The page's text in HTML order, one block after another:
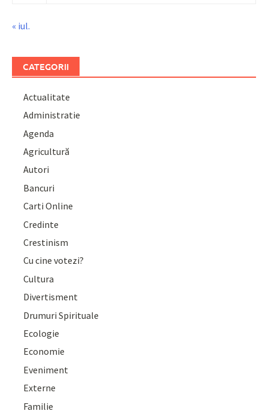
« iul.
CATEGORII
Actualitate
Administratie
Agenda
Agricultură
Autori
Bancuri
Carti Online
Credinte
Crestinism
Cu cine votezi?
Cultura
Divertisment
Drumuri Spirituale
Ecologie
Economie
Eveniment
Externe
Familie